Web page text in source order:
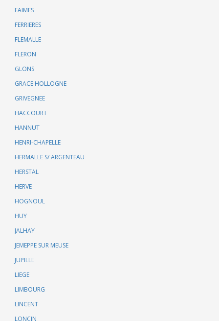
FAIMES
FERRIERES
FLEMALLE
FLERON
GLONS
GRACE HOLLOGNE
GRIVEGNEE
HACCOURT
HANNUT
HENRI-CHAPELLE
HERMALLE S/ ARGENTEAU
HERSTAL
HERVE
HOGNOUL
HUY
JALHAY
JEMEPPE SUR MEUSE
JUPILLE
LIEGE
LIMBOURG
LINCENT
LONCIN